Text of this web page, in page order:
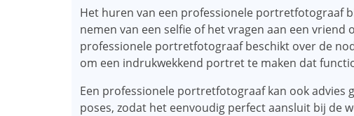
Het huren van een professionele portretfotograaf
nemen van een selfie of het vragen aan een vriend
professionele portretfotograaf beschikt over de
om een ​​indrukwekkend portret te maken dat
Een professionele portretfotograaf kan ook advies
poses, zodat het eenvoudig perfect aansluit bij de